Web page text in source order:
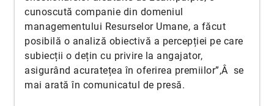
cunoscută companie din domeniul
managementului Resurselor Umane, a făcut
posibilă o analiză obiectivă a percepției pe care
subiecții o dețin cu privire la angajator,
asigurând acuratețea în oferirea premiilor”,Â se
mai arată în comunicatul de presă.